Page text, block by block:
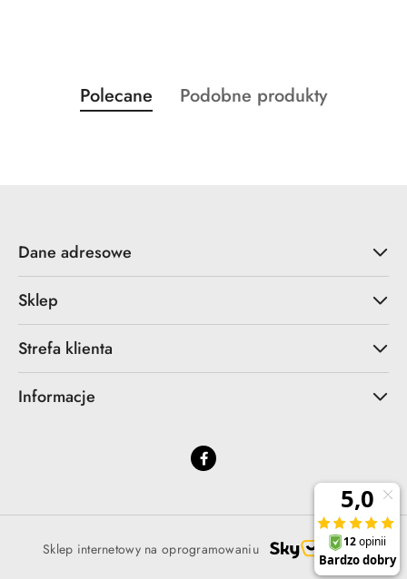
Pomiń karuzelę produktów
Produkty
o
Polecane
Produkty
Podobne produkty
Dane adresowe
Sklep
Strefa klienta
Informacje
Sklep internetowy na oprogramowaniu